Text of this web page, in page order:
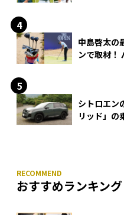
中島啓太の
ンで取材！
シトロエン
リッド」の
おすすめランキング